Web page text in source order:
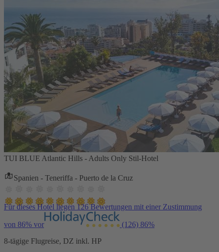
TUI BLUE Atlantic Hills - Adults Only Stil-Hotel
Spanien - Teneriffa - Puerto de la Cruz
Für dieses Hotel liegen 126 Bewertungen mit einer Zustimmung
von 86% vor (126) 86%
8-tägige Flugreise, DZ inkl. HP